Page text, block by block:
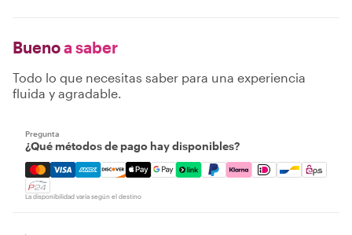
Buenoa saber
Todo lo que necesitas saber para una experiencia
fluida y agradable.
Pregunta
¿Qué métodos de pago hay disponibles?
Mastercard, Visa, Amex, Discover, Apple Pay, Google
La disponibilidad varía según el destino